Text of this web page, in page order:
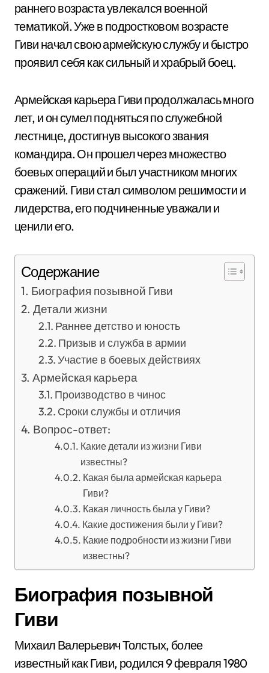
раннего возраста увлекался военной
тематикой. Уже в подростковом возрасте
Гиви начал свою армейскую службу и быстро
проявил себя как сильный и храбрый боец.
Армейская карьера Гиви продолжалась много
лет, и он сумел подняться по служебной
лестнице, достигнув высокого звания
командира. Он прошел через множество
боевых операций и был участником многих
сражений. Гиви стал символом решимости и
лидерства, его подчиненные уважали и
ценили его.
Содержание
Биография позывной Гиви
Детали жизни
Раннее детство и юность
Призыв и служба в армии
Участие в боевых действиях
Армейская карьера
Производство в чинос
Сроки службы и отличия
Вопрос-ответ:
Какие детали из жизни Гиви
известны?
Какая была армейская карьера
Гиви?
Какая личность была у Гиви?
Какие достижения были у Гиви?
Какие подробности из жизни Гиви
известны?
Биография позывной
Гиви
Михаил Валерьевич Толстых, более
известный как Гиви, родился 9 февраля 1980